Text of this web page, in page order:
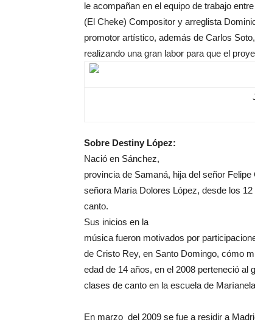
le acompañan en el equipo de trabajo
(El Cheke) Compositor y arreglista
promotor artístico, además de Carlos
realizando una gran labor para que el
Sobre Destiny López:
Nació en Sánchez,
provincia de Samaná, hija del señor
señora María Dolores López, desde los
canto.
Sus inicios en la
música fueron motivados por
de Cristo Rey, en Santo Domingo, cómo
edad de 14 años, en el 2008 perteneció al
clases de canto en la escuela de
En marzo del 2009 se fue a residir a